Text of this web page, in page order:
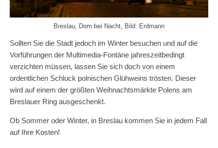
Breslau, Dom bei Nacht, Bild: Erdmann
Sollten Sie die Stadt jedoch im Winter besuchen und auf die
Vorführungen der Multimedia-Fontäne jahreszeitbedingt
verzichten müssen, lassen Sie sich doch von einem
ordentlichen Schluck polnischen Glühweins trösten. Dieser
wird auf einem der größten Weihnachtsmärkte Polens am
Breslauer Ring ausgeschenkt.
Ob Sommer oder Winter, in Breslau kommen Sie in jedem Fall
auf Ihre Kosten!